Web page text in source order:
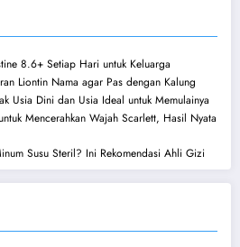
8.6+ Setiap Hari untuk Keluarga
Liontin Nama agar Pas dengan Kalung
Usia Dini dan Usia Ideal untuk Memulainya
Mencerahkan Wajah Scarlett, Hasil Nyata
Susu Steril? Ini Rekomendasi Ahli Gizi